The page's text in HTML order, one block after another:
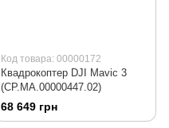
Код товара: 00000172
Квадрокоптер DJI Mavic 3
(CP.MA.00000447.02)
68 649 грн